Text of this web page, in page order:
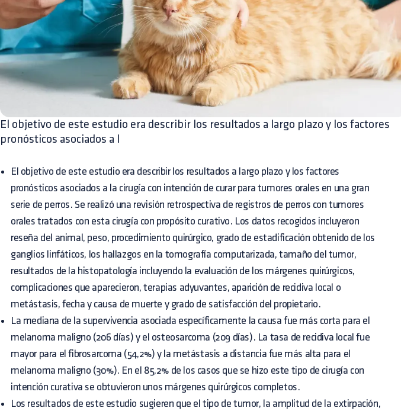
El objetivo de este estudio era describir los resultados a largo plazo y los factores
pronósticos asociados a l
El objetivo de este estudio era describir los resultados a largo plazo y los factores
pronósticos asociados a la cirugía con intención de curar para tumores orales en una gran
serie de perros. Se realizó una revisión retrospectiva de registros de perros con tumores
orales tratados con esta cirugía con propósito curativo. Los datos recogidos incluyeron
reseña del animal, peso, procedimiento quirúrgico, grado de estadificación obtenido de los
ganglios linfáticos, los hallazgos en la tomografía computarizada, tamaño del tumor,
resultados de la histopatología incluyendo la evaluación de los márgenes quirúrgicos,
complicaciones que aparecieron, terapias adyuvantes, aparición de recidiva local o
metástasis, fecha y causa de muerte y grado de satisfacción del propietario.
La mediana de la supervivencia asociada específicamente la causa fue más corta para el
melanoma maligno (206 días) y el osteosarcoma (209 días). La tasa de recidiva local fue
mayor para el fibrosarcoma (54,2%) y la metástasis a distancia fue más alta para el
melanoma maligno (30%). En el 85,2% de los casos que se hizo este tipo de cirugía con
intención curativa se obtuvieron unos márgenes quirúrgicos completos.
Los resultados de este estudio sugieren que el tipo de tumor, la amplitud de la extirpación,